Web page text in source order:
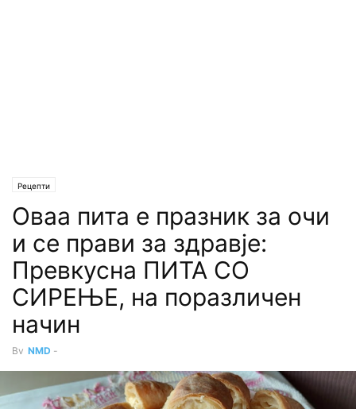
Рецепти
Oваа пита е празник за очи
и се прави за здравје:
Превкусна ПИТА СО
СИРЕЊЕ, на поразличен
начин
By NMD -